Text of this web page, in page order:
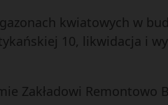
kwiatowych w
10, likwidacja i
Zakładowi